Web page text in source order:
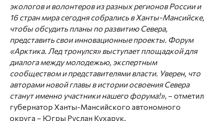
экологов и волонтеров из разных регионов России и
16 стран мира сегодня собрались в Ханты-Мансийске,
чтобы обсудить планы по развитию Севера,
представить свои инновационные проекты. Форум
«Арктика. Лед тронулся» выступает площадкой для
диалога между молодежью, экспертным
сообществом и представителями власти. Уверен, что
авторами новой главы в истории освоения Севера
станут именно участники нашего форума!», – отметил
губернатор Ханты-Мансийского автономного
округа – Югры Руслан Кухарук.